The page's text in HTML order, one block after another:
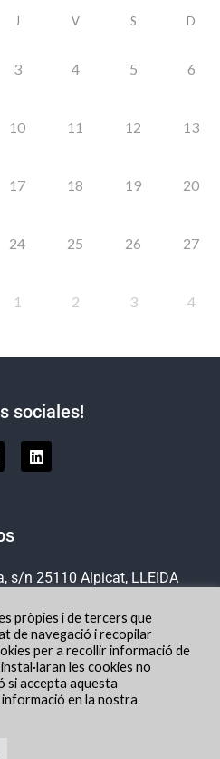
J V S D
3 4 5 6
10 11 12 13
17 18 19 20
24 25 26 27
1 2 3 4
sociales!
s/n 25110 Alpicat, LLEIDA
pròpies i de tercers que
de navegació i recopilar
per a recollir informació de
les cookies no
si accepta aquesta
en la nostra